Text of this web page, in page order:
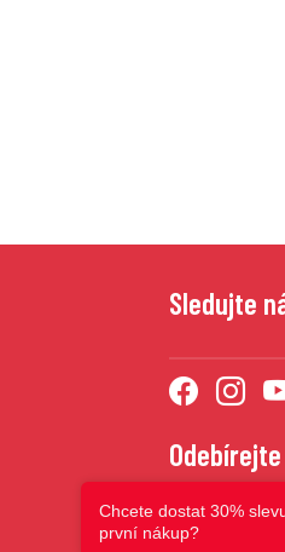
Sledujte
Chcete dostat 30%
první nákup?